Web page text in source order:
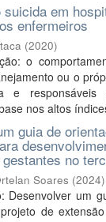
em
enfermeiros
(2020)
o
ou o
e
nos altos
guia de
no
Soares (2024)
Desenvolver um
de